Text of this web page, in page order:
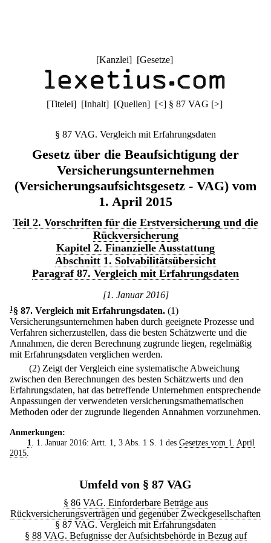
[Kanzlei] [Gesetze]
[Titelei] [Inhalt] [Quellen] [<] § 87 VAG [>]
§ 87 VAG. Vergleich mit Erfahrungsdaten
Gesetz über die Beaufsichtigung der
Versicherungsunternehmen
(Versicherungsaufsichtsgesetz - VAG) vom
1. April 2015
Teil 2. Vorschriften für die Erstversicherung und die
Rückversicherung
Kapitel 2. Finanzielle Ausstattung
Abschnitt 1. Solvabilitätsübersicht
Paragraf 87. Vergleich mit Erfahrungsdaten
[1. Januar 2016]
1 § 87. Vergleich mit Erfahrungsdaten. (1)
Versicherungsunternehmen haben durch geeignete Prozesse und
Verfahren sicherzustellen, dass die besten Schätzwerte und die
Annahmen, die deren Berechnung zugrunde liegen, regelmäßig
mit Erfahrungsdaten verglichen werden.
(2) Zeigt der Vergleich eine systematische Abweichung
zwischen den Berechnungen des besten Schätzwerts und den
Erfahrungsdaten, hat das betreffende Unternehmen entsprechende
Anpassungen der verwendeten versicherungsmathematischen
Methoden oder der zugrunde liegenden Annahmen vorzunehmen.
Anmerkungen:
1. 1. Januar 2016: Artt. 1, 3 Abs. 1 S. 1 des Gesetzes vom 1. April
2015.
Umfeld von § 87 VAG
§ 86 VAG. Einforderbare Beträge aus
Rückversicherungsverträgen und gegenüber Zweckgesellschaften
§ 87 VAG. Vergleich mit Erfahrungsdaten
§ 88 VAG. Befugnisse der Aufsichtsbehörde in Bezug auf